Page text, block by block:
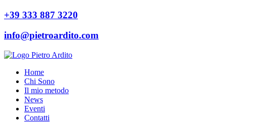
+39 333 887 3220
info@pietroardito.com
Home
Chi Sono
Il mio metodo
News
Eventi
Contatti